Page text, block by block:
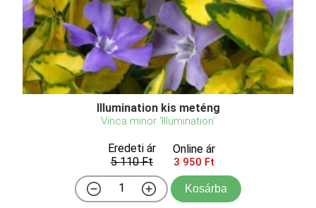
Illumination kis meténg
Vinca minor 'Illumination'
Eredeti ár
5 110 Ft
Online ár
3 950 Ft
Kosárba